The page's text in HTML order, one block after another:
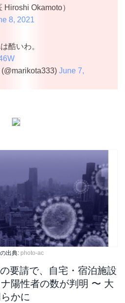
Okamoto）
8, 2021
酷いわ。
June 7,
出典: photo-ac
要請で、自宅・宿泊施設
陽性者の数が判明 〜 大
かに